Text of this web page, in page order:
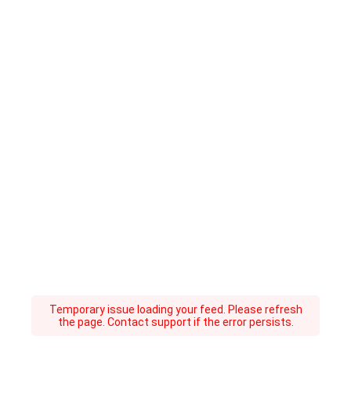
Temporary issue loading your feed. Please refresh
the page. Contact support if the error persists.